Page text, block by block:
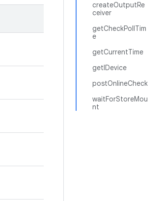
createOutputRe
ceiver
getCheckPollTim
e
getCurrentTime
getIDevice
postOnlineCheck
waitForStoreMou
nt